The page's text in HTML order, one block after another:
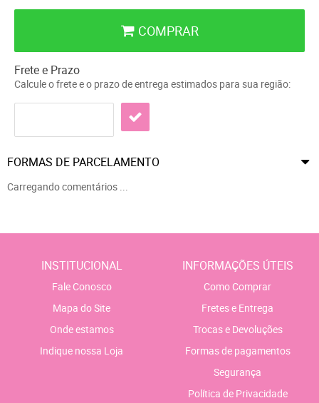
COMPRAR
Frete e Prazo
Calcule o frete e o prazo de entrega estimados para sua região:
FORMAS DE PARCELAMENTO
Carregando comentários ...
INSTITUCIONAL
Fale Conosco
Mapa do Site
Onde estamos
Indique nossa Loja
INFORMAÇÕES ÚTEIS
Como Comprar
Fretes e Entrega
Trocas e Devoluções
Formas de pagamentos
Segurança
Política de Privacidade